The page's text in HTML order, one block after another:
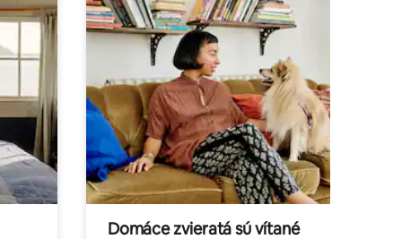
Domáce zvieratá sú vítané